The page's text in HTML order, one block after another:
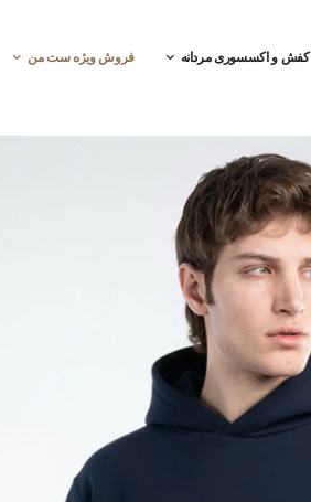
کفش و اکسسوری مردانه فروش ویژه ست من